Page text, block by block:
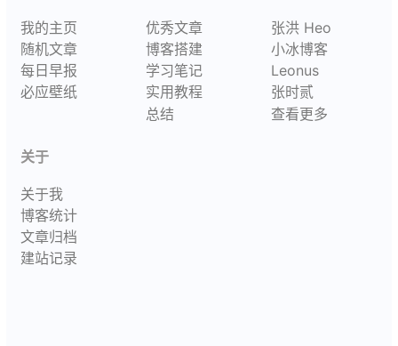
我的主页
随机文章
每日早报
必应壁纸
优秀文章
博客搭建
学习笔记
实用教程
总结
张洪 Heo
小冰博客
Leonus
张时贰
查看更多
关于
关于我
博客统计
文章归档
建站记录